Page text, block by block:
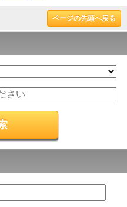
ページの先頭へ戻る